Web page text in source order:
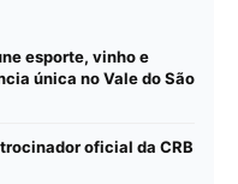
esporte, vinho e
única no Vale do São
oficial da CRB